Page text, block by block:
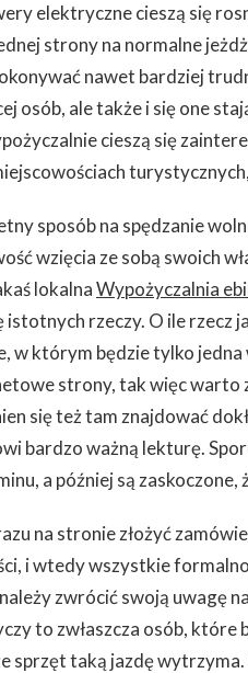
elektryczne cieszą się
strony na normalne
nawet bardziej
osób, ale także i się one
cieszą się
sposób na spędzanie
wzięcia ze sobą swoich
lokalnaWypożyczalnia
istotnych rzeczy. O ile rzecz
w którym będzie tylko
strony, tak więc warto
się też tam znajdować
bardzo ważną lekturę.
a później są zaskoczone,
na stronie złożyć
i wtedy wszystkie
zwrócić swoją uwagę
to zwłaszcza osób,
sprzęt taką jazdę